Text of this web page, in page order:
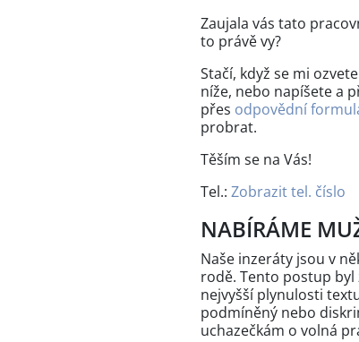
Zaujala vás tato
to právě vy?
Stačí, když se mi
níže, nebo napíšete a
přes odpovědní
probrat.
Těším se na Vás!
Tel.: Zobrazit tel. číslo
NABÍRÁME
Naše inzeráty jsou v
rodě. Tento postup
nejvyšší plynulosti
podmíněný nebo
uchazečkám o volná